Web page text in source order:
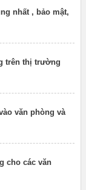
nhất , bảo mật,
trên thị trường
văn phòng và
cho các văn